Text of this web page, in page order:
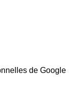
de Google